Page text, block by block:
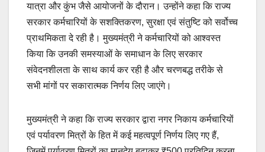
यात्रा और कुंभ जैसे आयोजनों के दौरान। उन्होंने कहा कि राज्य
सरकार कर्मचारियों के सशक्तिकरण, सुरक्षा एवं संतुष्टि को सर्वोच्च
प्राथमिकता दे रही है। मुख्यमंत्री ने कर्मचारियों को आश्वस्त
किया कि उनकी समस्याओं के समाधान के लिए सरकार
संवेदनशीलता के साथ कार्य कर रही है और चरणबद्ध तरीके से
सभी मांगों पर सकारात्मक निर्णय लिए जाएंगे।
मुख्यमंत्री ने कहा कि राज्य सरकार द्वारा नगर निकाय कर्मचारियों
एवं पर्यावरण मित्रों के हित में कई महत्वपूर्ण निर्णय लिए गए हैं,